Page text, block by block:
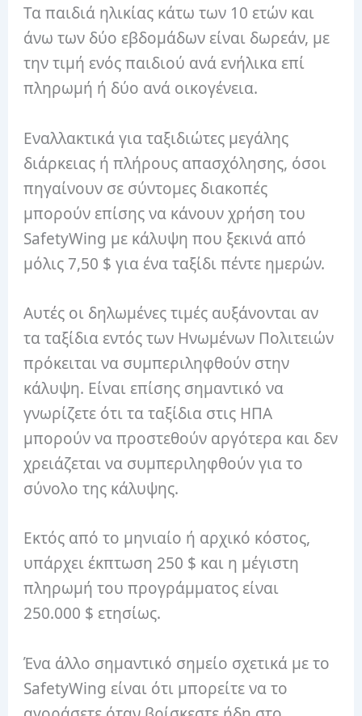
Τα παιδιά ηλικίας κάτω των 10 ετών και
άνω των δύο εβδομάδων είναι δωρεάν, με
την τιμή ενός παιδιού ανά ενήλικα επί
πληρωμή ή δύο ανά οικογένεια.
Εναλλακτικά για ταξιδιώτες μεγάλης
διάρκειας ή πλήρους απασχόλησης, όσοι
πηγαίνουν σε σύντομες διακοπές
μπορούν επίσης να κάνουν χρήση του
SafetyWing με κάλυψη που ξεκινά από
μόλις 7,50 $ για ένα ταξίδι πέντε ημερών.
Αυτές οι δηλωμένες τιμές αυξάνονται αν
τα ταξίδια εντός των Ηνωμένων Πολιτειών
πρόκειται να συμπεριληφθούν στην
κάλυψη. Είναι επίσης σημαντικό να
γνωρίζετε ότι τα ταξίδια στις ΗΠΑ
μπορούν να προστεθούν αργότερα και δεν
χρειάζεται να συμπεριληφθούν για το
σύνολο της κάλυψης.
Εκτός από το μηνιαίο ή αρχικό κόστος,
υπάρχει έκπτωση 250 $ και η μέγιστη
πληρωμή του προγράμματος είναι
250.000 $ ετησίως.
Ένα άλλο σημαντικό σημείο σχετικά με το
SafetyWing είναι ότι μπορείτε να το